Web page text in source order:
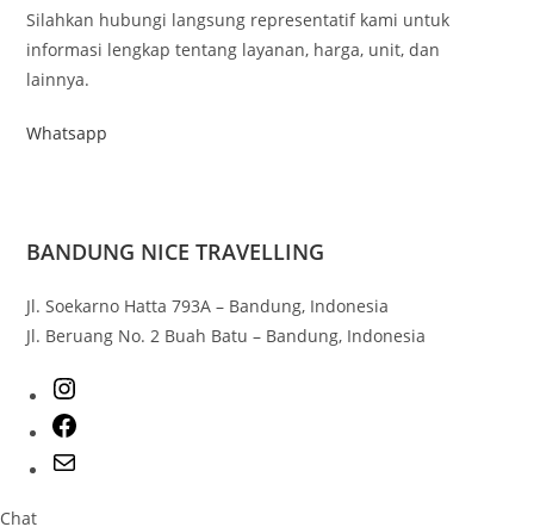
Silahkan hubungi langsung representatif kami untuk
informasi lengkap tentang layanan, harga, unit, dan
lainnya.
Whatsapp
BANDUNG NICE TRAVELLING
Jl. Soekarno Hatta 793A – Bandung, Indonesia
Jl. Beruang No. 2 Buah Batu – Bandung, Indonesia
Chat